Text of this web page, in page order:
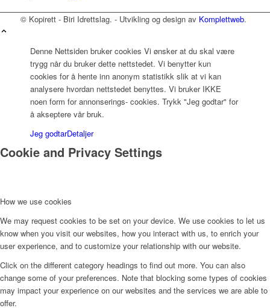
© Kopirett - Biri Idrettslag. - Utvikling og design av Komplettweb.
Denne Nettsiden bruker cookies Vi ønsker at du skal være
trygg når du bruker dette nettstedet. Vi benytter kun
cookies for å hente inn anonym statistikk slik at vi kan
analysere hvordan nettstedet benyttes. Vi bruker IKKE
noen form for annonserings- cookies. Trykk "Jeg godtar" for
å akseptere vår bruk.
Jeg godtarDetaljer
Cookie and Privacy Settings
How we use cookies
We may request cookies to be set on your device. We use cookies to let us
know when you visit our websites, how you interact with us, to enrich your
user experience, and to customize your relationship with our website.
Click on the different category headings to find out more. You can also
change some of your preferences. Note that blocking some types of cookies
may impact your experience on our websites and the services we are able to
offer.